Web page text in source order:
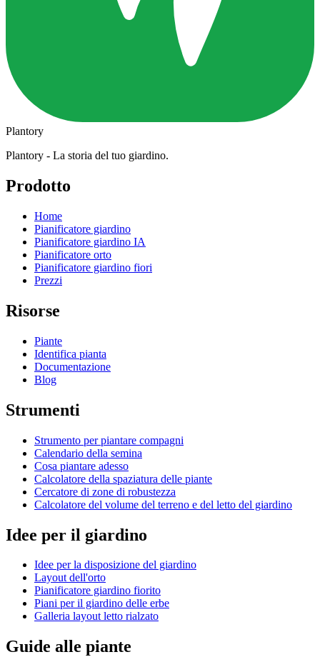
Plantory
Plantory - La storia del tuo giardino.
Prodotto
Home
Pianificatore giardino
Pianificatore giardino IA
Pianificatore orto
Pianificatore giardino fiori
Prezzi
Risorse
Piante
Identifica pianta
Documentazione
Blog
Strumenti
Strumento per piantare compagni
Calendario della semina
Cosa piantare adesso
Calcolatore della spaziatura delle piante
Cercatore di zone di robustezza
Calcolatore del volume del terreno e del letto del giardino
Idee per il giardino
Idee per la disposizione del giardino
Layout dell'orto
Pianificatore giardino fiorito
Piani per il giardino delle erbe
Galleria layout letto rialzato
Guide alle piante